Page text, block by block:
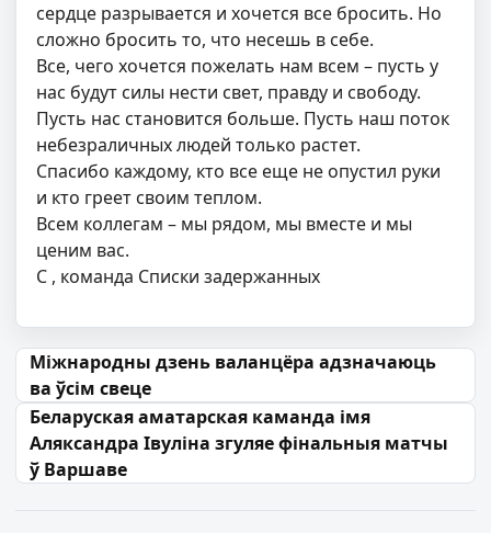
сердце разрывается и хочется все бросить. Но
сложно бросить то, что несешь в себе.
Все, чего хочется пожелать нам всем – пусть у
нас будут силы нести свет, правду и свободу.
Пусть нас становится больше. Пусть наш поток
небезраличных людей только растет.
Спасибо каждому, кто все еще не опустил руки
и кто греет своим теплом.
Всем коллегам – мы рядом, мы вместе и мы
ценим вас.
С , команда Списки задержанных
Навігацыя па запісах
Міжнародны дзень валанцёра адзначаюць
ва ўсім свеце
Беларуская аматарская каманда імя
Аляксандра Івуліна згуляе фінальныя матчы
ў Варшаве